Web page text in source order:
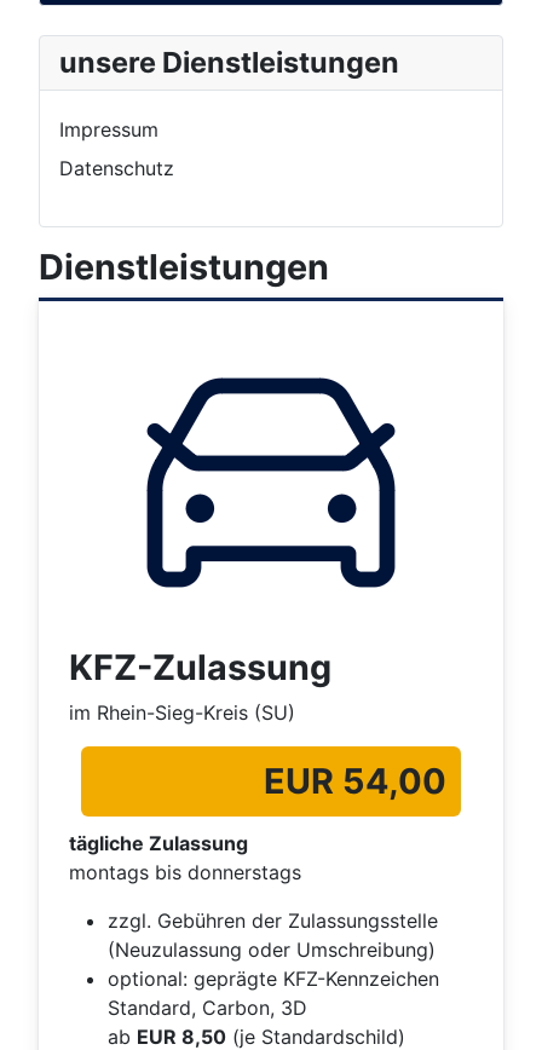
unsere Dienstleistungen
Impressum
Datenschutz
Dienstleistungen
KFZ-Zulassung
im Rhein-Sieg-Kreis (SU)
EUR 54,00
tägliche Zulassung
montags bis donnerstags
zzgl. Gebühren der Zulassungsstelle
(Neuzulassung oder Umschreibung)
optional: geprägte KFZ-Kennzeichen
Standard, Carbon, 3D
ab EUR 8,50 (je Standardschild)